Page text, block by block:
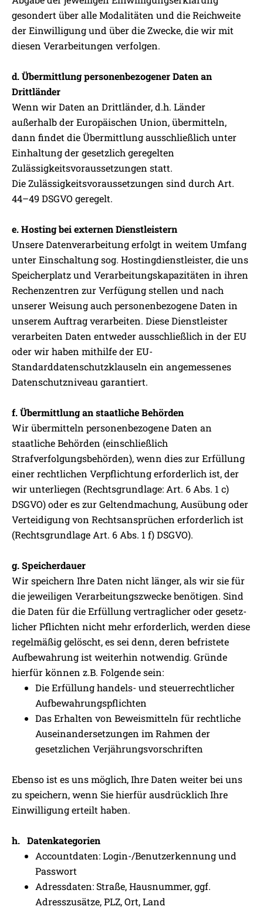
gesondert über alle Modalitäten und die Reichweite
der Einwilligung und über die Zwecke, die wir mit
diesen Verarbeitungen verfolgen.
d. Übermittlung personenbezogener Daten an
Drittländer
Wenn wir Daten an Drittländer, d.h. Länder
außerhalb der Europäischen Union, übermitteln,
dann findet die Übermittlung ausschließlich unter
Einhaltung der gesetzlich geregelten
Zulässigkeitsvoraussetzungen statt.
Die Zulässigkeitsvoraussetzungen sind durch Art.
44–49 DSGVO geregelt.
e. Hosting bei externen Dienstleistern
Unsere Datenverarbeitung erfolgt in weitem Umfang
unter Einschaltung sog. Hostingdienstleister, die uns
Speicherplatz und Verarbeitungskapazitäten in ihren
Rechenzentren zur Verfügung stellen und nach
unserer Weisung auch personenbezogene Daten in
unserem Auftrag verarbeiten. Diese Dienstleister
verarbeiten Daten entweder ausschließlich in der EU
oder wir haben mithilfe der EU-
Standarddatenschutzklauseln ein angemessenes
Datenschutzniveau garantiert.
f. Übermittlung an staatliche Behörden
Wir übermitteln personenbezogene Daten an
staatliche Behörden (einschließlich
Strafverfolgungsbehörden), wenn dies zur Erfüllung
einer rechtlichen Verpflichtung erforderlich ist, der
wir unterliegen (Rechtsgrundlage: Art. 6 Abs. 1 c)
DSGVO) oder es zur Geltendmachung, Ausübung oder
Verteidigung von Rechtsansprüchen erforderlich ist
(Rechtsgrundlage Art. 6 Abs. 1 f) DSGVO).
g. Speicherdauer
Wir speichern Ihre Daten nicht länger, als wir sie für
die jeweiligen Verarbeitungszwecke benötigen. Sind
die Daten für die Erfüllung vertraglicher oder gesetz­
licher Pflichten nicht mehr erforderlich, werden diese
regel­mäßig gelöscht, es sei denn, deren befristete
Aufbewah­rung ist weiterhin notwendig. Gründe
hierfür können z.B. Folgende sein:
Die Erfüllung handels- und steuerrechtlicher
Aufbewahrungspflichten
Das Erhalten von Beweismitteln für rechtliche
Auseinandersetzungen im Rahmen der
gesetzlichen Verjährungsvorschriften
Ebenso ist es uns möglich, Ihre Daten weiter bei uns
zu speichern, wenn Sie hierfür ausdrücklich Ihre
Einwilligung erteilt haben.
h. Datenkategorien
Accountdaten:Login-/Benutzerkennung und
Passwort
Adressdaten:Straße, Hausnummer, ggf.
Adresszusätze, PLZ, Ort, Land